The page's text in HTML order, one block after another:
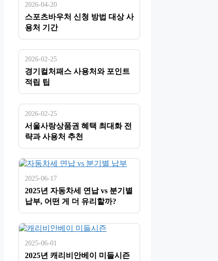
2026-04-20
스포츠바우처 신청 방법 대상 사
용처 기간
2026-02-25
경기컬처패스 사용처와 포인트
적립 팁
2026-02-25
서울사랑상품권 혜택 최대화 전
략과 사용처 추천
2025-06-17
2025년 자동차세 연납 vs 분기별
납부, 어떤 게 더 유리할까?
2025-06-01
2025년 캐리비안베이 미들시즌